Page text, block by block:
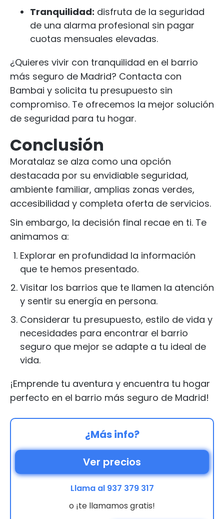
Tranquilidad: disfruta de la seguridad
de una alarma profesional sin pagar
cuotas mensuales elevadas.
¿Quieres vivir con tranquilidad en el barrio
más seguro de Madrid? Contacta con
Bambai y solicita tu presupuesto sin
compromiso. Te ofrecemos la mejor solución
de seguridad para tu hogar.
Conclusión
Moratalaz se alza como una opción
destacada por su envidiable seguridad,
ambiente familiar, amplias zonas verdes,
accesibilidad y completa oferta de servicios.
Sin embargo, la decisión final recae en ti. Te
animamos a:
Explorar en profundidad la información
que te hemos presentado.
Visitar los barrios que te llamen la atención
y sentir su energía en persona.
Considerar tu presupuesto, estilo de vida y
necesidades para encontrar el barrio
seguro que mejor se adapte a tu ideal de
vida.
¡Emprende tu aventura y encuentra tu hogar
perfecto en el barrio más seguro de Madrid!
¿Más info?
Ver precios
Llama al 937 379 317
o ¡te llamamos gratis!